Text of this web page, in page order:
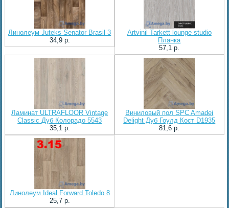
Линолеум Juteks Senator Brasil 3
34,9 p.
Artvinil Tarkett lounge studio
Планка
57,1 p.
Ламинат ULTRAFLOOR Vintage
Classic Дуб Колорадо 5543
35,1 p.
Виниловый пол SPC Amadei
Delight Дуб Гоулд Кост D1935
81,6 p.
Линолеум Ideal Forward Toledo 8
25,7 p.